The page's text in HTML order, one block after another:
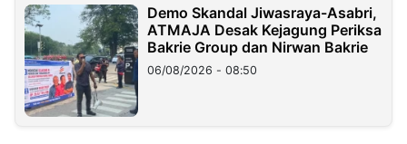
Demo Skandal Jiwasraya-Asabri,
ATMAJA Desak Kejagung Periksa
Bakrie Group dan Nirwan Bakrie
06/08/2026 - 08:50